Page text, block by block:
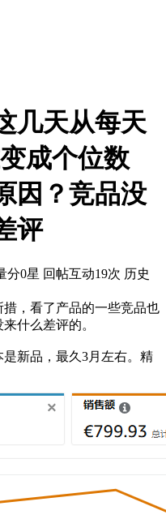
几天从每天
成个位数
因？竞品没
评
分0星 回帖互动19次 历史
，看了产品的一些竞品也
什么差评的。
新品，最久3月左右。精